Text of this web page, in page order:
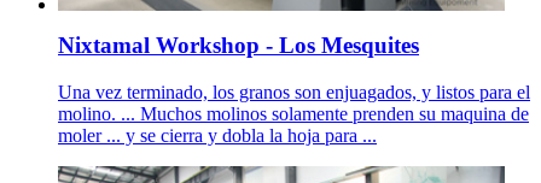
Nixtamal Workshop - Los Mesquites
Una vez terminado, los granos son enjuagados, y listos para el
molino. ... Muchos molinos solamente prenden su maquina de
moler ... y se cierra y dobla la hoja para ...